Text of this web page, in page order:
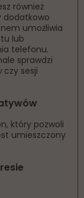
również
dodatkowo
umożliwia
lub
telefonu.
sprawdzi
czy sesji
który pozwoli
umieszczony